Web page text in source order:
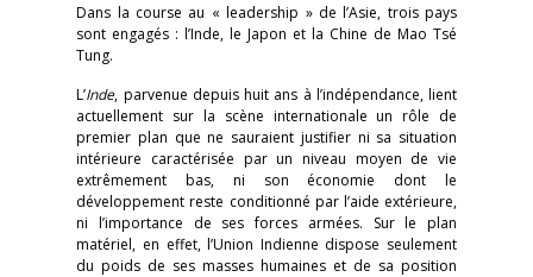
Dans la course au « leadership » de l’Asie, trois pays
sont engagés : l’Inde, le Japon et la Chine de Mao Tsé
Tung.
L’Inde, parvenue depuis huit ans à l’indépendance, lient
actuellement sur la scène internationale un rôle de
premier plan que ne sauraient justifier ni sa situation
intérieure caractérisée par un niveau moyen de vie
extrêmement bas, ni son économie dont le
développement reste conditionné par l’aide extérieure,
ni l’importance de ses forces armées. Sur le plan
matériel, en effet, l’Union Indienne dispose seulement
du poids de ses masses humaines et de sa position